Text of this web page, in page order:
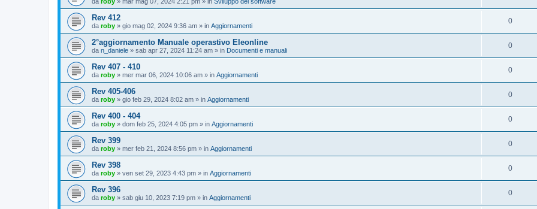
Rev 412
da roby » gio mag 02, 2024 9:36 am » in Aggiornamenti
0
2°aggiornamento Manuale operastivo Eleonline
da n_daniele » sab apr 27, 2024 11:24 am » in Documenti e manuali
0
Rev 407 - 410
da roby » mer mar 06, 2024 10:06 am » in Aggiornamenti
0
Rev 405-406
da roby » gio feb 29, 2024 8:02 am » in Aggiornamenti
0
Rev 400 - 404
da roby » dom feb 25, 2024 4:05 pm » in Aggiornamenti
0
Rev 399
da roby » mer feb 21, 2024 8:56 pm » in Aggiornamenti
0
Rev 398
da roby » ven set 29, 2023 4:43 pm » in Aggiornamenti
0
Rev 396
da roby » sab giu 10, 2023 7:19 pm » in Aggiornamenti
0